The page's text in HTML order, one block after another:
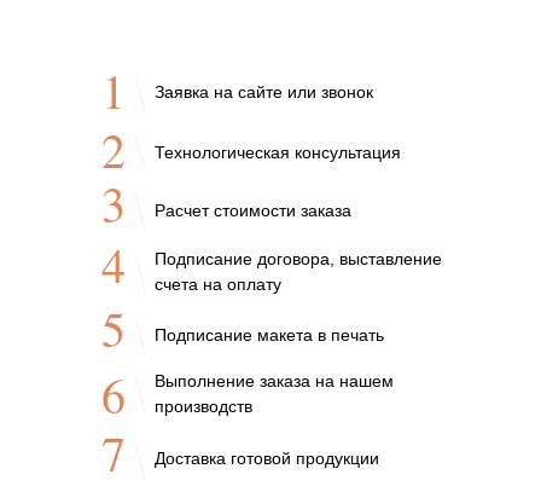
Заявка на сайте или звонок
Технологическая консультация
Расчет стоимости заказа
Подписание договора, выставление
счета на оплату
Подписание макета в печать
Выполнение заказа на нашем
производств
Доставка готовой продукции
1
2
3
4
5
6
7